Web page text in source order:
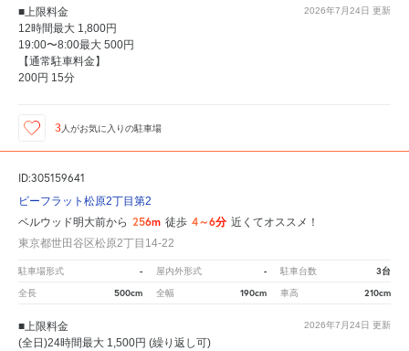
2026年7月24日 更新
■上限料金
12時間最大 1,800円
19:00〜8:00最大 500円
【通常駐車料金】
200円 15分
3人がお気に入りの駐車場
ID:305159641
ビーフラット松原2丁目第2
ベルウッド明大前から 256m 徒歩 4～6分 近くてオススメ！
東京都世田谷区松原2丁目14-22
駐車場形式 - 屋内外形式 - 駐車台数 3台
全長 500cm 全幅 190cm 車高 210cm
2026年7月24日 更新
■上限料金
(全日)24時間最大 1,500円 (繰り返し可)